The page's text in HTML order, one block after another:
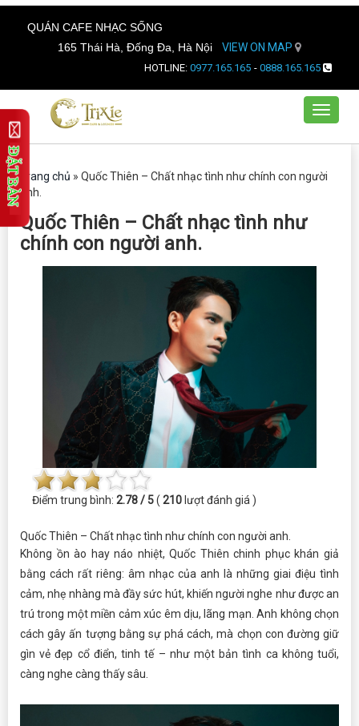
QUÁN CAFE NHẠC SỐNG
165 Thái Hà, Đống Đa, Hà Nội
VIEW ON MAP
HOTLINE: 0977.165.165 - 0888.165.165
Toggle
Trang chủ » Quốc Thiên – Chất nhạc tình như chính con người
anh.
Quốc Thiên – Chất nhạc tình như
chính con người anh.
Điểm trung bình: 2.78 / 5( 210 lượt đánh giá )
Quốc Thiên – Chất nhạc tình như chính con người anh.
Không ồn ào hay náo nhiệt, Quốc Thiên chinh phục khán giả
bằng cách rất riêng: âm nhạc của anh là những giai điệu tình
cảm, nhẹ nhàng mà đầy sức hút, khiến người nghe như được an
trú trong một miền cảm xúc êm dịu, lãng mạn. Anh không chọn
cách gây ấn tượng bằng sự phá cách, mà chọn con đường giữ
gìn vẻ đẹp cổ điển, tinh tế – như một bản tình ca không tuổi,
càng nghe càng thấy sâu.